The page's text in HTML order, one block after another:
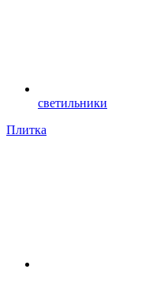
светильники
Плитка